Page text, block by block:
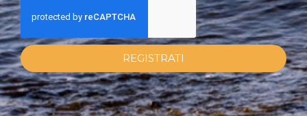
REGISTRATI